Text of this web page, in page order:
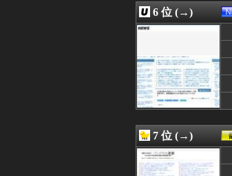
08/06 20:47
08/06 20:46
08/06 20:45
08/06 20:41
08/06 20:40
08/06 20:40
08/06 20:40
08/06 20:40
08/06 20:38
08/06 20:37
08/06 20:35
08/06 20:35
6 位 (→)
7 位 (→)